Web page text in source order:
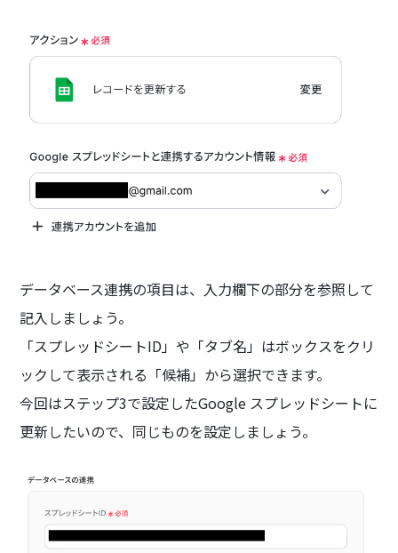
データベース連携の項目は、入力欄下の部分を参照して
記入しましょう。
「スプレッドシートID」や「タブ名」はボックスをクリ
ックして表示される「候補」から選択できます。
今回はステップ3で設定したGoogle スプレッドシートに
更新したいので、同じものを設定しましょう。